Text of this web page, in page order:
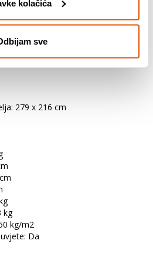
kolačića
sve
vratima
i bez održavanja – neće
279 x 216 cm
kg
kg/m2
Da